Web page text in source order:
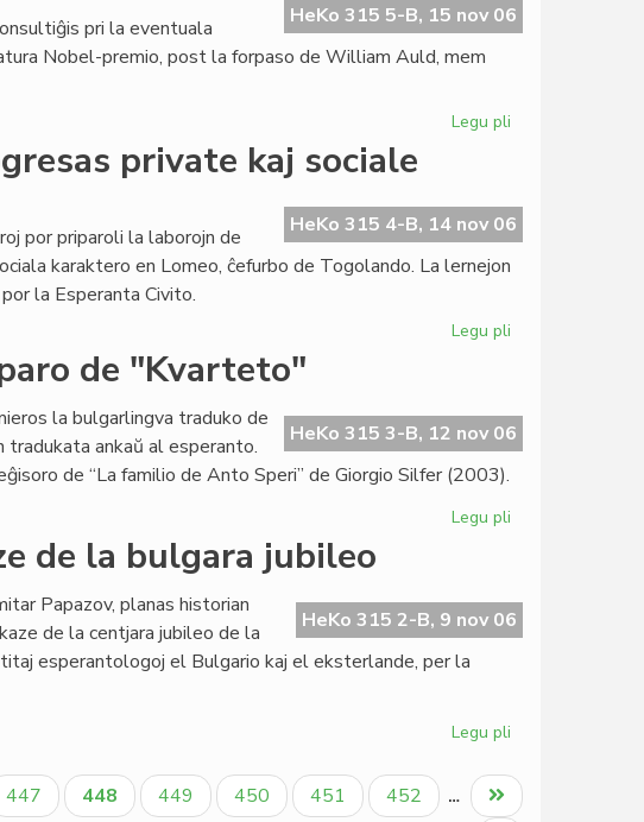
en
sia
HeKo 315 5-B, 15 nov 06
pri la eventuala
Nobel-premio, post la forpaso de William Auld, mem
Legu pli
eventuala
Nobel-
private kaj sociale
HeKo 315 4-B, 14 nov 06
por priparoli la laborojn de
karaktero en Lomeo, ĉefurbo de Togolando. La lernejon
la Esperanta Civito.
Legu pli
private
kaj
de "Kvarteto"
HeKo 315 3-B, 12 nov 06
la bulgarlingva traduko de
tradukata ankaŭ al esperanto.
de “La familio de Anto Speri” de Giorgio Silfer (2003).
Legu pli
la
preparo
de la bulgara jubileo
HeKo 315 2-B, 9 nov 06
Papazov, planas historian
de la centjara jubileo de la
esperantologoj el Bulgario kaj el eksterlande, per la
Legu pli
simpozio
okaze
Paĝo
447
Aktuala
448 Paĝo
449 Paĝo
450 Paĝo
451 Paĝo
452 …
Last